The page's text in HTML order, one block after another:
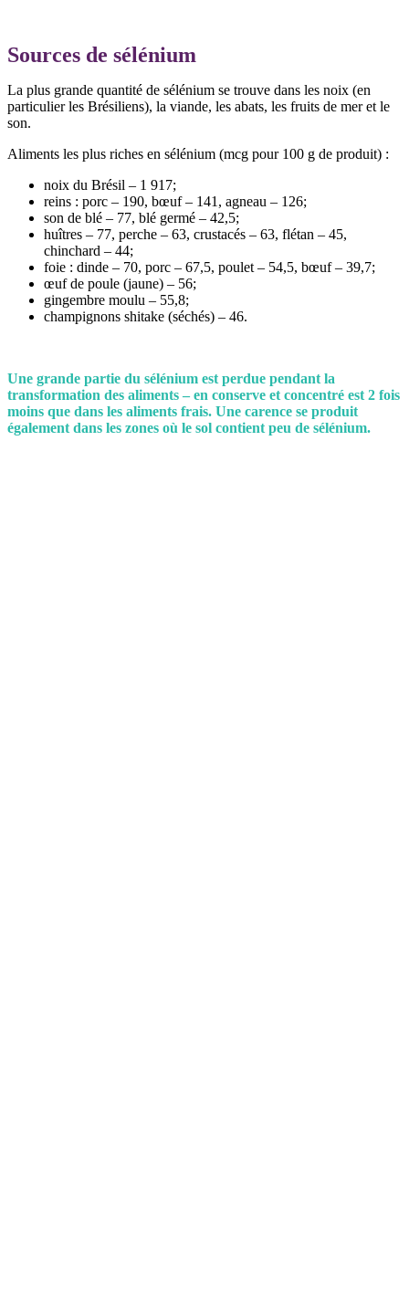
Sources de sélénium
La plus grande quantité de sélénium se trouve dans les noix (en
particulier les Brésiliens), la viande, les abats, les fruits de mer et le
son.
Aliments les plus riches en sélénium (mcg pour 100 g de produit) :
noix du Brésil – 1 917;
reins : porc – 190, bœuf – 141, agneau – 126;
son de blé – 77, blé germé – 42,5;
huîtres – 77, perche – 63, crustacés – 63, flétan – 45,
chinchard – 44;
foie : dinde – 70, porc – 67,5, poulet – 54,5, bœuf – 39,7;
œuf de poule (jaune) – 56;
gingembre moulu – 55,8;
champignons shitake (séchés) – 46.
Une grande partie du sélénium est perdue pendant la
transformation des aliments – en conserve et concentré est 2 fois
moins que dans les aliments frais. Une carence se produit
également dans les zones où le sol contient peu de sélénium.